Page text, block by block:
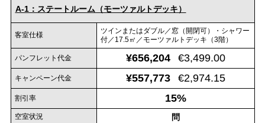
A-1：ステートルーム（モーツァルトデッキ）
客室仕様
ツインまたはダブル／窓（開閉可）・シャワー
付／17.5㎡／モーツァルトデッキ（3階）
パンフレット代金 ¥656,204 €3,499.00
キャンペーン代金 ¥557,773 €2,974.15
割引率 15%
空室状況 問